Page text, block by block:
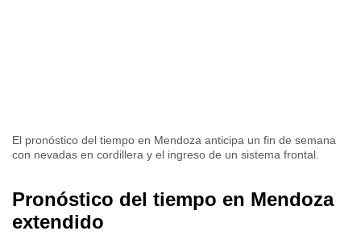
El pronóstico del tiempo en Mendoza anticipa un fin de semana
con nevadas en cordillera y el ingreso de un sistema frontal.
Pronóstico del tiempo en Mendoza
extendido